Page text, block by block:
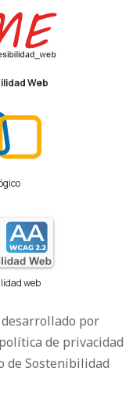
Web
web
por
de privacidad
de Sostenibilidad